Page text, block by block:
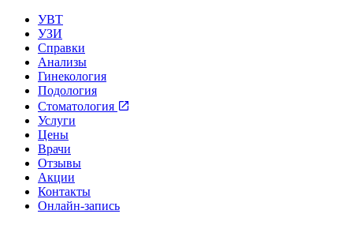
УВТ
УЗИ
Справки
Анализы
Гинекология
Подология
Стоматология
Услуги
Цены
Врачи
Отзывы
Акции
Контакты
Онлайн-запись